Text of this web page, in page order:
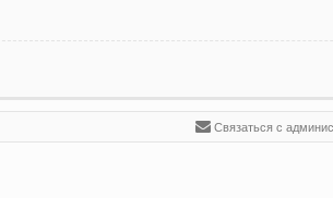
Связаться с